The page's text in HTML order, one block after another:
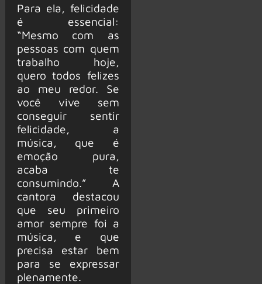
Para ela, felicidade
é essencial:
“Mesmo com as
pessoas com quem
trabalho hoje,
quero todos felizes
ao meu redor. Se
você vive sem
conseguir sentir
felicidade, a
música, que é
emoção pura,
acaba te
consumindo.” A
cantora destacou
que seu primeiro
amor sempre foi a
música, e que
precisa estar bem
para se expressar
plenamente.